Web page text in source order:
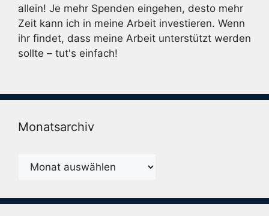
allein! Je mehr Spenden eingehen, desto mehr
Zeit kann ich in meine Arbeit investieren. Wenn
ihr findet, dass meine Arbeit unterstützt werden
sollte – tut's einfach!
Monatsarchiv
Monatsarchiv